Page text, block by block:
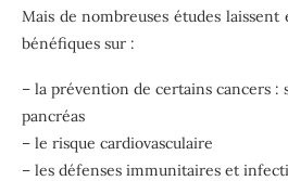
Mais de nombreuses études laissent
bénéfiques sur :
– la prévention de certains cancers :
pancréas
– le risque cardiovasculaire
– les défenses immunitaires et